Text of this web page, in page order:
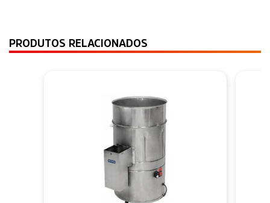
PRODUTOS RELACIONADOS